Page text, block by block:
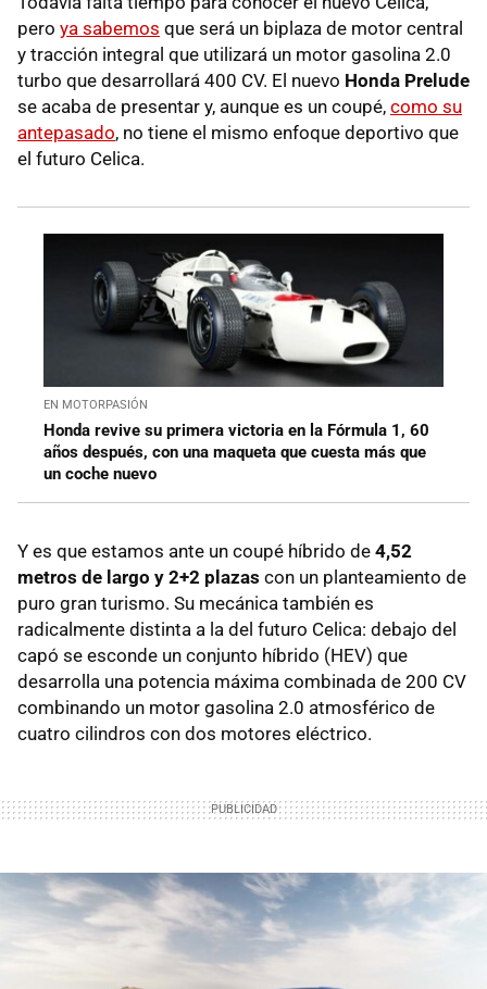
pero ya sabemos que será un biplaza de motor central
y tracción integral que utilizará un motor gasolina 2.0
turbo que desarrollará 400 CV. El nuevo Honda Prelude
se acaba de presentar y, aunque es un coupé, como su
antepasado, no tiene el mismo enfoque deportivo que
el futuro Celica.
EN MOTORPASIÓN
Honda revive su primera victoria en la Fórmula 1, 60
años después, con una maqueta que cuesta más que
un coche nuevo
Y es que estamos ante un coupé híbrido de 4,52
metros de largo y 2+2 plazas con un planteamiento de
puro gran turismo. Su mecánica también es
radicalmente distinta a la del futuro Celica: debajo del
capó se esconde un conjunto híbrido (HEV) que
desarrolla una potencia máxima combinada de 200 CV
combinando un motor gasolina 2.0 atmosférico de
cuatro cilindros con dos motores eléctrico.